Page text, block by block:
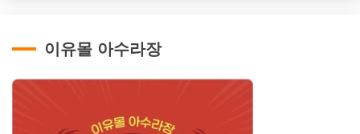
이유몰 아수라장